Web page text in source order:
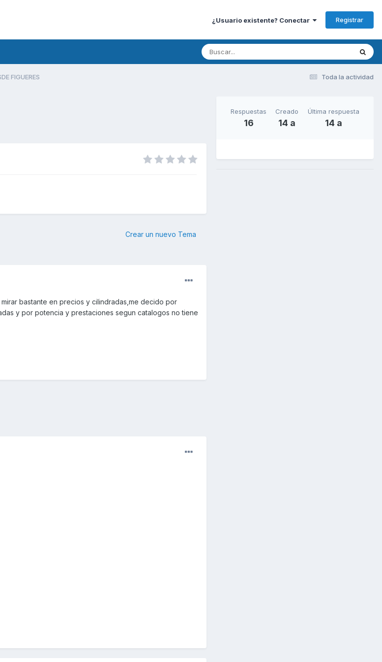
¿Usuario existente? Conectar Registrar
Toda la actividad
FIGUERES
Crear un nuevo Tema
bastante en precios y cilindradas,me decido por
y por potencia y prestaciones segun catalogos no tiene
Respuestas
16
Creado
14 a
Última respuesta
14 a